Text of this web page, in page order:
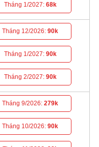
Tháng 1/2027: 68k
Tháng 12/2026:90k
Tháng 1/2027: 90k
Tháng 2/2027: 90k
Tháng 9/2026:279k
Tháng 10/2026:90k